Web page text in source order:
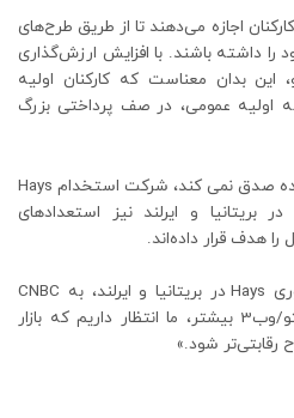
اجازه می‌دهند تا از طریق طرح‌های
داشته باشند. با افزایش ارزش‌گذاری
بدان معناست که کارکنان اولیه
اولیه عمومی، در صف پرداختی بزرگ
این روند فقط در مورد ایالات متحده صدق نمی کند، شرکت استخدام Hays
و ایرلند نیز استعدادهای
هدف قرار داده‌اند.
جیمز هالاهان، مدیر بخش فناوری Hays در بریتانیا و ایرلند، به CNBC
گفت: «با ظهور شرکت‌های کریپتو/وب3 بیشتر، ما انتظار داریم که بازار
رقابتی‌تر شود.»